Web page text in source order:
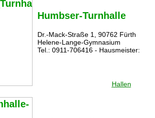
Humbser-Turnhalle
Dr.-Mack-Straße 1, 90762 Fürth
Helene-Lange-Gymnasium
Tel.: 0911-706416 - Hausmeister:
Hallen